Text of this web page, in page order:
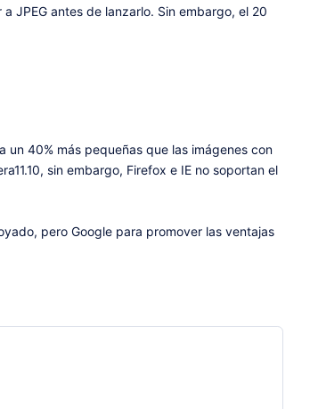
JPEG antes de lanzarlo. Sin embargo, el 20
40% más pequeñas que las imágenes con
sin embargo, Firefox e IE no soportan el
pero Google para promover las ventajas